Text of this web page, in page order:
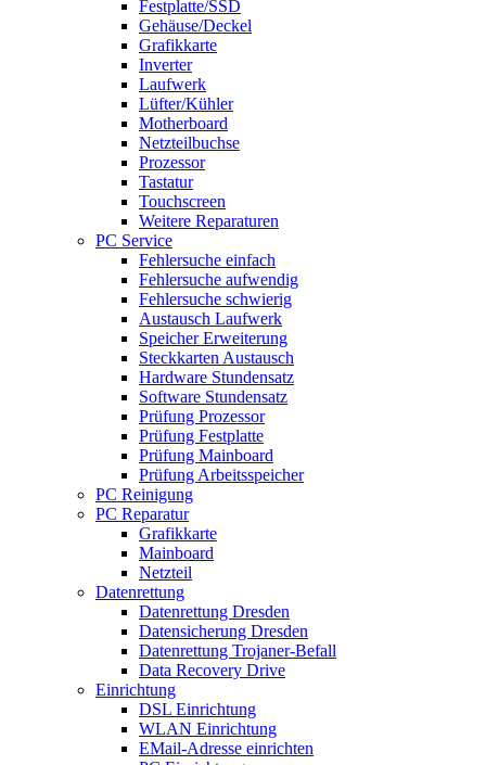
Festplatte/SSD
Gehäuse/Deckel
Grafikkarte
Inverter
Laufwerk
Lüfter/Kühler
Motherboard
Netzteilbuchse
Prozessor
Tastatur
Touchscreen
Weitere Reparaturen
PC Service
Fehlersuche einfach
Fehlersuche aufwendig
Fehlersuche schwierig
Austausch Laufwerk
Speicher Erweiterung
Steckkarten Austausch
Hardware Stundensatz
Software Stundensatz
Prüfung Prozessor
Prüfung Festplatte
Prüfung Mainboard
Prüfung Arbeitsspeicher
PC Reinigung
PC Reparatur
Grafikkarte
Mainboard
Netzteil
Datenrettung
Datenrettung Dresden
Datensicherung Dresden
Datenrettung Trojaner-Befall
Data Recovery Drive
Einrichtung
DSL Einrichtung
WLAN Einrichtung
EMail-Adresse einrichten